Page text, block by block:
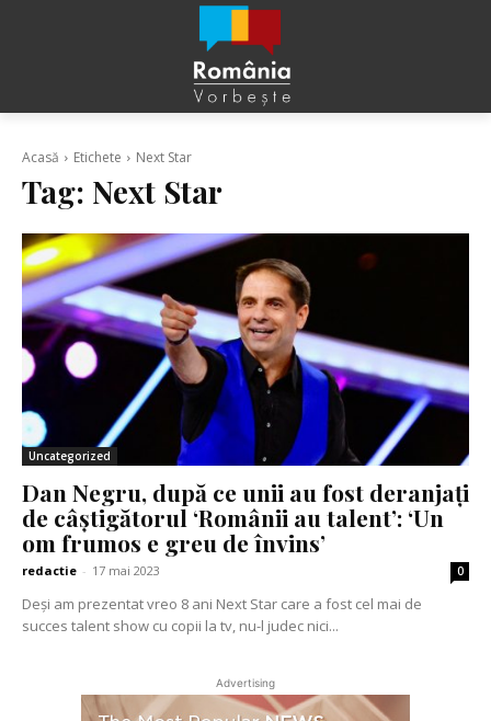
Acasă Etichete Next Star
Tag: Next Star
Uncategorized
Dan Negru, după ce unii au fost deranjați
de câștigătorul ‘Românii au talent’: ‘Un
om frumos e greu de învins’
redactie - 17 mai 2023 0
Deși am prezentat vreo 8 ani Next Star care a fost cel mai de
succes talent show cu copii la tv, nu-l judec nici...
Advertising